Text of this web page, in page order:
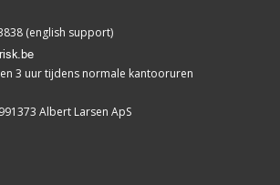
(english support)
3 uur tijdens normale kantooruren
Albert Larsen ApS